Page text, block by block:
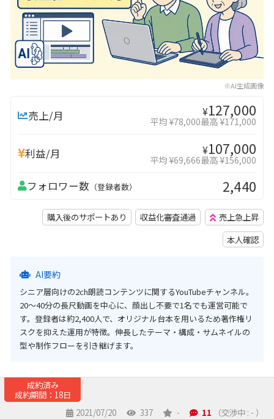
※AI生成画像
売上/月 ¥127,000
平均 ¥78,000最高 ¥171,000
利益/月 ¥107,000
平均 ¥69,666最高 ¥156,000
フォロワー数 （登録者数） 2,440
購入後のサポートあり 収益化審査通過
売上急上昇
本人確認
AI要約
シニア層向けの2ch朗読コンテンツに関するYouTubeチャンネル。
20〜40分の長尺動画を中心に、顔出し不要で1名でも運営可能で
す。登録者は約2,400人で、オリジナル台本を用いるため著作権リ
スクを抑えた運用が特徴。伸長したテーマ・構成・サムネイルの
型や制作フローを引き継げます。
成約済み
成約期間：18日
2021/07/20
337 - 11 （交渉中 : - ）